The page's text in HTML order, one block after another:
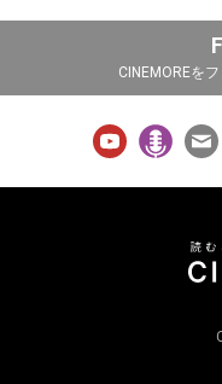
CINEMOREを